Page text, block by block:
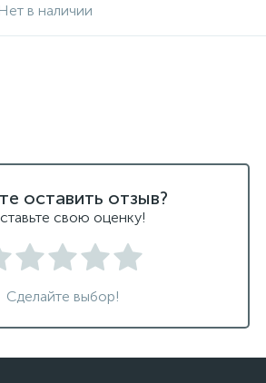
Нет в наличии
оставить отзыв?
свою оценку!
Сделайте выбор!